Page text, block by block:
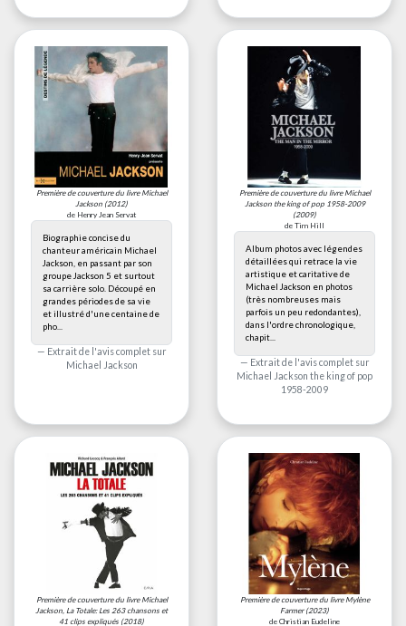
Première de couverture du livreMichael
Jackson (2012)
de Henry Jean Servat
Biographie concise du
chanteur américain Michael
Jackson, en passant par son
groupe Jackson 5 et surtout
sa carrière solo. Découpé en
grandes périodes de sa vie
et illustré d'une centaine de
pho...
Extrait de l'avis complet sur
Michael Jackson
Première de couverture du livreMichael
Jackson the king of pop 1958-2009
(2009)
de Tim Hill
Album photos avec légendes
détaillées qui retrace la vie
artistique et caritative de
Michael Jackson en photos
(très nombreuses mais
parfois un peu redondantes),
dans l'ordre chronologique,
chapit...
Extrait de l'avis complet sur
Michael Jackson the king of pop
1958-2009
Première de couverture du livreMichael
Jackson, La Totale: Les 263 chansons et
41 clips expliqués (2018)
Première de couverture du livreMylène
Farmer(2023)
de Christian Eudeline